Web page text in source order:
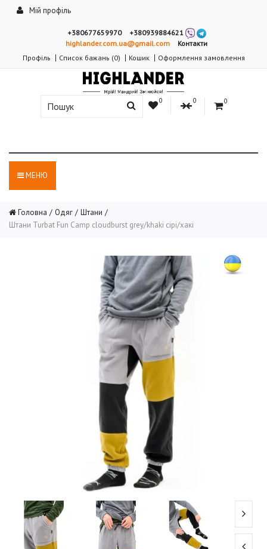
Мій профіль
+380677659970
+380939884621
highlander.com.ua@gmail.com
Контакти
Профіль
Список бажань (0) Кошик Оформлення замовлення
0 0 0
МЕНЮ
Головна Одяг
Штани
Штани Turbat Fun Camp cloudburst grey/khaki сірі/хакі